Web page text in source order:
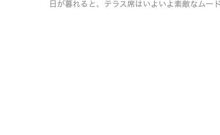
日が暮れると、テラス席はいよいよ素敵なムー